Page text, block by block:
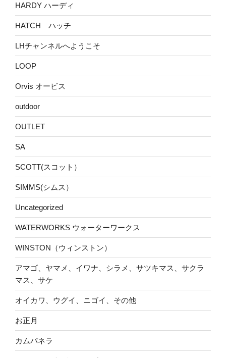
HARDY ハーディ
HATCH ハッチ
LHチャンネルへようこそ
LOOP
Orvis オービス
outdoor
OUTLET
SA
SCOTT(スコット）
SIMMS(シムス）
Uncategorized
WATERWORKS ウォーターワークス
WINSTON（ウィンストン）
アマゴ、ヤマメ、イワナ、シラメ、サツキマス、サクラ
マス、サケ
オイカワ、ウグイ、ニゴイ、その他
お正月
カムパネラ